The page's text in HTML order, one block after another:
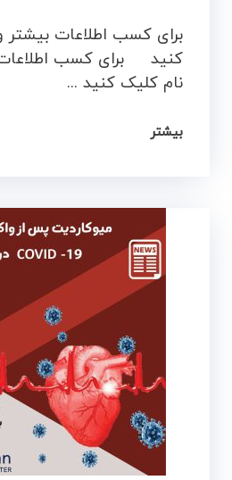
برای کسب اطلاعات
کنید برای کسب
نام کلیک کنید ...
بیشتر